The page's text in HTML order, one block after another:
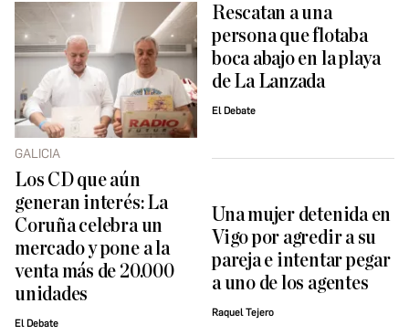
GALICIA
Los CD que aún
generan interés: La
Coruña celebra un
mercado y pone a la
venta más de 20.000
unidades
El Debate
Rescatan a una
persona que flotaba
boca abajo en la playa
de La Lanzada
El Debate
Una mujer detenida en
Vigo por agredir a su
pareja e intentar pegar
a uno de los agentes
Raquel Tejero